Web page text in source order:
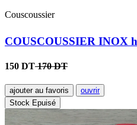
Couscoussier
COUSCOUSSIER INOX
150 DT170 DT
ajouter au favoris
ouvrir
Stock Epuisé